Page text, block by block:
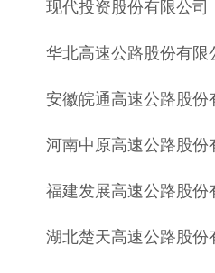
现代投资股份有限公司
华北高速公路股份有限
安徽皖通高速公路股份
河南中原高速公路股份
福建发展高速公路股份
湖北楚天高速公路股份